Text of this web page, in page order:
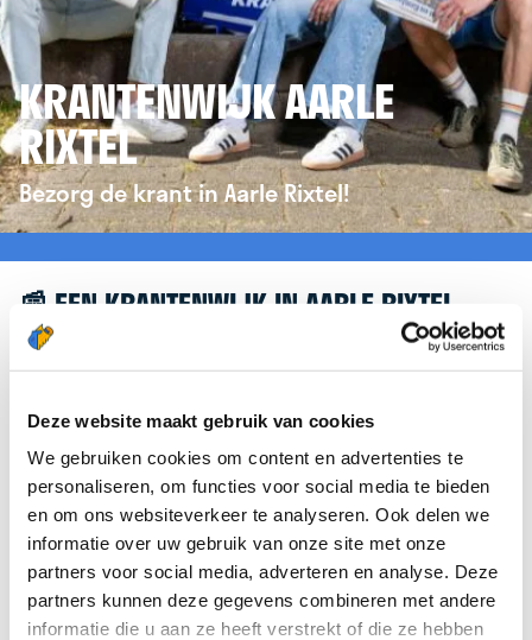
Deze website maakt gebruik van cookies
We gebruiken cookies om content en advertenties te
personaliseren, om functies voor social media te bieden
en om ons websiteverkeer te analyseren. Ook delen we
informatie over uw gebruik van onze site met onze
partners voor social media, adverteren en analyse. Deze
partners kunnen deze gegevens combineren met andere
informatie die u aan ze heeft verstrekt of die ze hebben
KRANTENWIJK AARLE
RIXTEL
Bezorg de krant in Aarle Rixtel!
📰 EEN KRANTENWIJK IN AARLE RIXTEL
Leuk dat je geïnteresseerd bent in een
verwijzen we je graag door naar de website van
krantenbezorgen.nl . Daar kun je je eenvoudig
aanmelden om de krant te bezorgen in Aarle Rixtel.
We hopen dat je snel aan de slag kunt en wensen
je veel succes! 🚴‍♂️💨